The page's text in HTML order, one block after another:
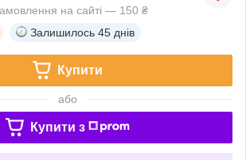
на сайті — 150 ₴
Залишилось 45 днів
Купити
або
Купити з